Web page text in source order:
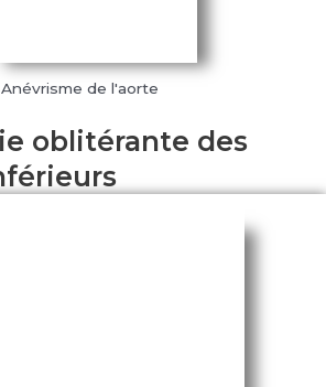
Anévrisme de l'aorte
oblitérante des